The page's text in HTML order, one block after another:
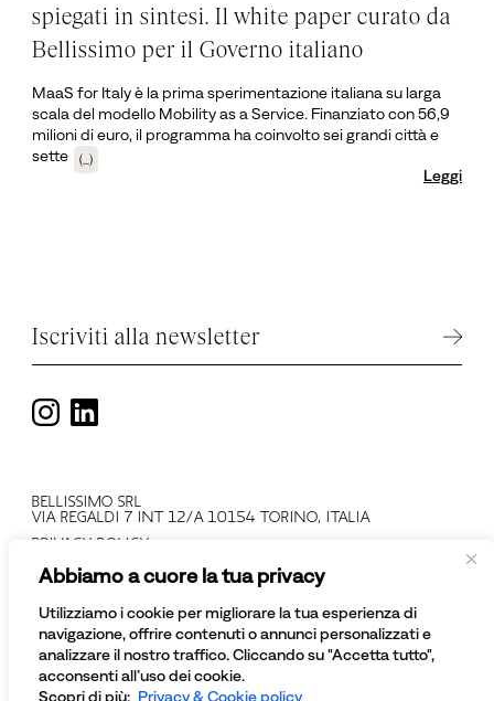
Abbiamo a cuore la tua privacy
Utilizziamo i cookie per migliorare la tua esperienza di
navigazione, offrire contenuti o annunci personalizzati e
analizzare il nostro traffico. Cliccando su "Accetta tutto",
acconsenti all’uso dei cookie.
Scopri di più: Privacy & Cookie policy
spiegati in sintesi. Il white paper curato da
Bellissimo per il Governo italiano
MaaS for Italy è la prima sperimentazione italiana su larga
scala del modello Mobility as a Service. Finanziato con 56,9
milioni di euro, il programma ha coinvolto sei grandi città e
sette
(...)
Leggi
Iscriviti alla newsletter
BELLISSIMO SRL
VIA REGALDI 7 INT 12/A 10154 TORINO, ITALIA
PRIVACY POLICY
PARTITA IVA: IT 08081430012
© BELLISSIMO SRL
TUTTI I DIRITTI SONO RISERVATI